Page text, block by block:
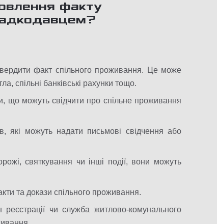
факту
факт спільного проживання. Це може
спільні банківські рахунки тощо.
що можуть свідчити про спільне проживання
які можуть надати письмові свідчення або
святкування чи інші події, вони можуть
та докази спільного проживання.
чи служба житлово-комунального